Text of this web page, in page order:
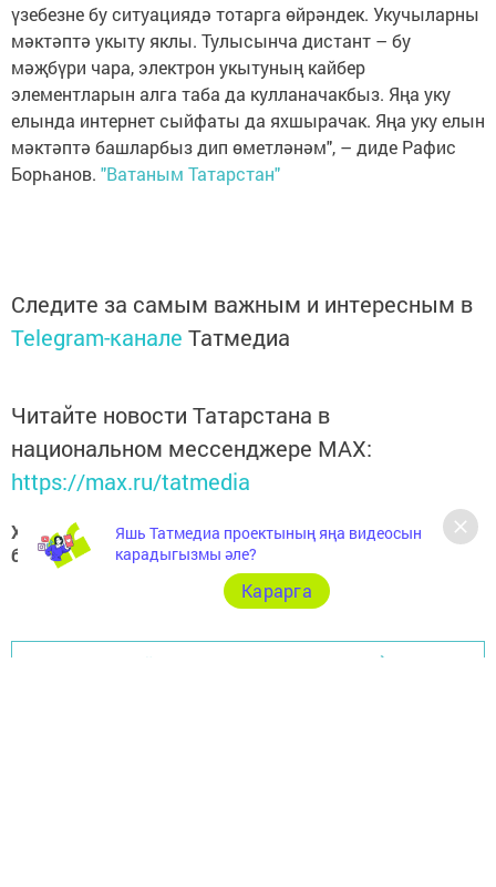
үзебезне бу ситуациядә тотарга өйрәндек. Укучыларны
мәктәптә укыту яклы. Тулысынча дистант – бу
мәҗбүри чара, электрон укытуның кайбер
элементларын алга таба да кулланачакбыз. Яңа уку
елында интернет сыйфаты да яхшырачак. Яңа уку елын
мәктәптә башларбыз дип өметләнәм", – диде Рафис
Борһанов. "Ватаным Татарстан"
Следите за самым важным и интересным в
Telegram-канале Татмедиа
Читайте новости Татарстана в
национальном мессенджере MАХ:
https://max.ru/tatmedia
Хәзер Арча һәм Арча районы яңалыкларын
безнеңTelegram-каналданда белә аласыз
Яшь Татмедиа проектының яңа видеосын
карадыгызмы әле?
Карарга